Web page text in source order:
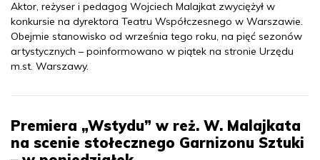
Aktor, reżyser i pedagog Wojciech Malajkat zwyciężył w
konkursie na dyrektora Teatru Współczesnego w Warszawie.
Obejmie stanowisko od września tego roku, na pięć sezonów
artystycznych – poinformowano w piątek na stronie Urzędu
m.st. Warszawy.
Premiera „Wstydu” w reż. W. Malajkata
na scenie stołecznego Garnizonu Sztuki